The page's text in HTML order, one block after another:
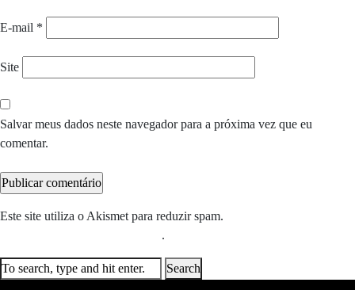
E-mail *
Site
Salvar meus dados neste navegador para a próxima vez que eu
comentar.
Este site utiliza o Akismet para reduzir spam.
.
Search